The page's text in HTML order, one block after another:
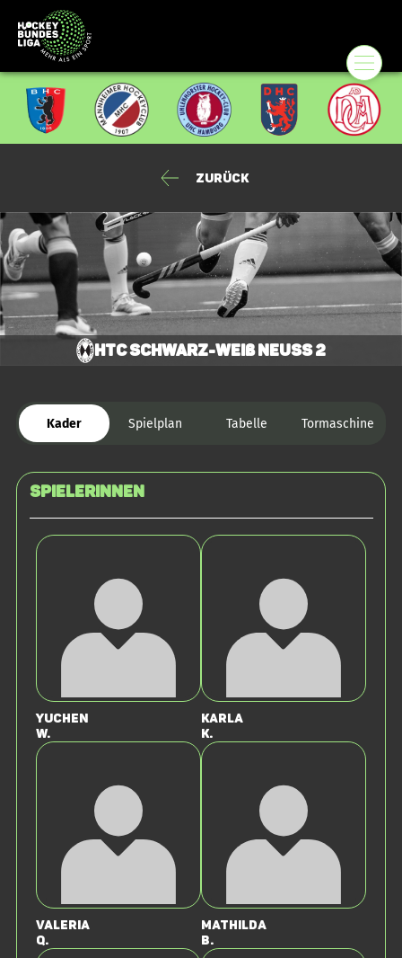
Zurück
HTC Schwarz-Weiß Neuss 2
Kader Spielplan Tabelle Tormaschine
SPIELERINNEN
Yuchen
W.
Karla
K.
Valeria
Q.
Mathilda
B.